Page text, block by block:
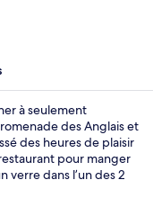
à seulement
des Anglais et
des heures de plaisir
pour manger
verre dans l’un des 2